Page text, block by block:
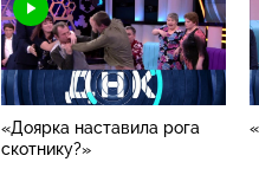
«Доярка наставила рога
скотнику?»